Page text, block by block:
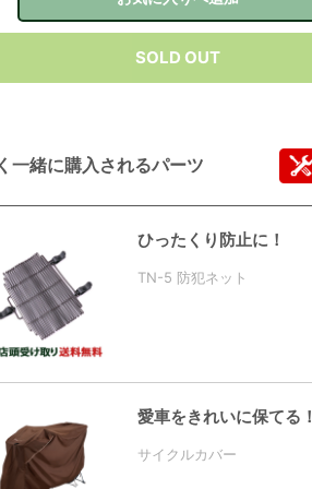
SOLD OUT
一緒に購入されるパーツ
ひったくり防止に！
TN-5 防犯ネット
愛車をきれいに保てる！
サイクルカバー